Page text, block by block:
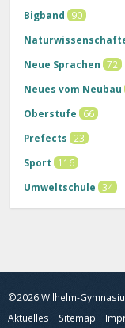
Bigband
90
Neue Sprachen 72
Neues vom Neubau
Oberstufe
66
Prefects
23
Sport
116
Umweltschule 34